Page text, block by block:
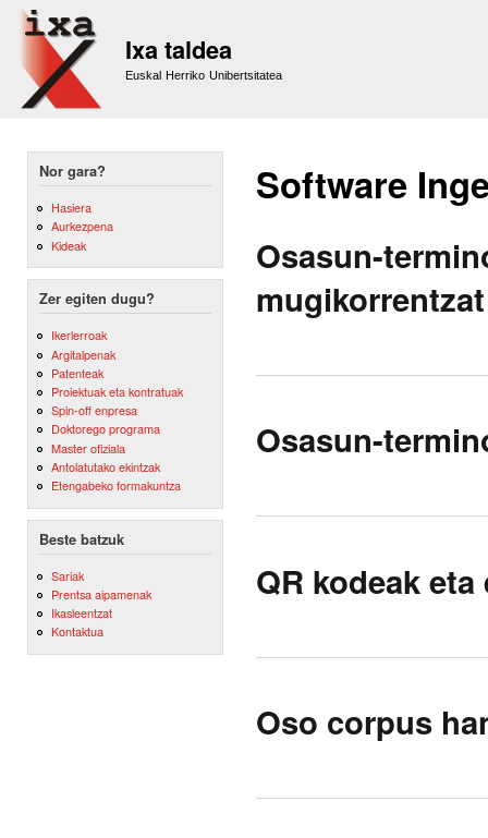
Ixa taldea
Euskal Herriko Unibertsitatea
Nor gara?
Hasiera
Aurkezpena
Kideak
Zer egiten dugu?
Ikerlerroak
Argitalpenak
Patenteak
Proiektuak eta kontratuak
Spin-off enpresa
Doktorego programa
Master ofiziala
Antolatutako ekintzak
Etengabeko formakuntza
Beste batzuk
Sariak
Prentsa aipamenak
Ikasleentzat
Kontaktua
Software
Osasun-
mugikorrentzat
Osasun-
QR kodeak
Oso corpus